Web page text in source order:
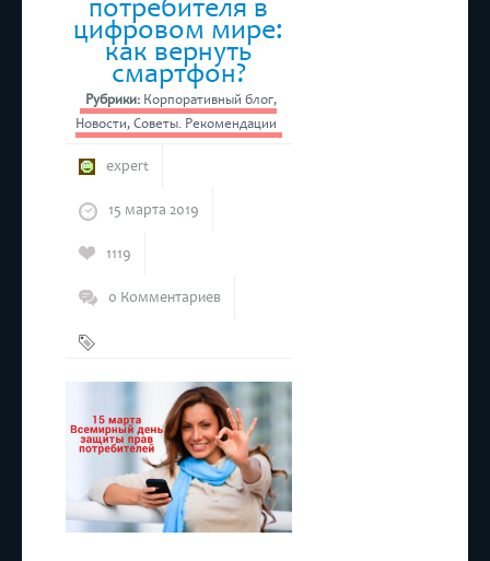
потребителя в
цифровом мире:
как вернуть
смартфон?
Рубрики: Корпоративный блог,
Новости, Советы. Рекомендации
expert
15 марта 2019
1119
0 Комментариев
прав
потребителей,
Смартфон